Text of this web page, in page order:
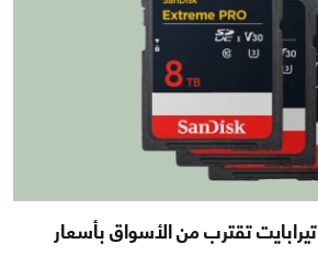
بطاقات SD بسعة 8 تيرابايت تقترب من الأسواق بأسعار